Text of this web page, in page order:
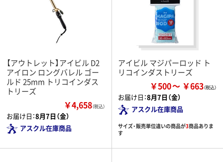
【アウトレット】アイビル D2
アイロン ロングバレル ゴー
ルド 25mm トリコインダス
トリーズ
￥4,658（税込）
お届け日：8月7日（金）
アスクル在庫商品
アイビル マジパーロッド ト
リコインダストリーズ
￥500 ￥663
お届け日：8月7日（金）
アスクル在庫商品
サイズ・販売単位違いの商品が3商品ありま
す